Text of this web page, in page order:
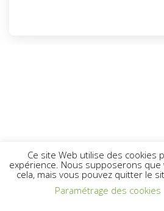
Ce site Web utilise des cookies
expérience. Nous supposerons que
cela, mais vous pouvez quitter le
Paramétrage des cookies